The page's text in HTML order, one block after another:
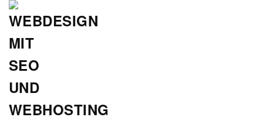
Hauptinhalt
springen